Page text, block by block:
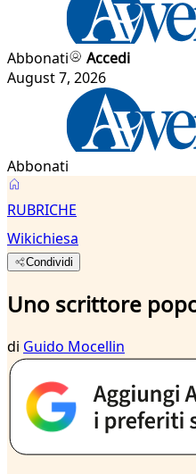
Abbonati
Accedi
August 7, 2026
Abbonati
RUBRICHE
Wikichiesa
Condividi
Uno scrittore
di Guido Mocellin